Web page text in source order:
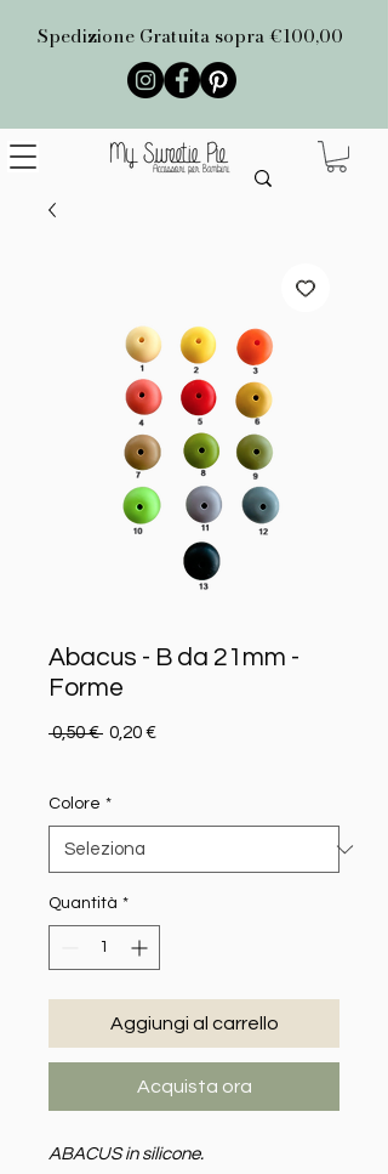
Spedizione Gratuita sopra €100,00
Abacus - B da 21mm -
Forme
0,50 € Prezzo regolare
0,20 €Prezzo scontato
Colore *
Quantità *
Aggiungi al carrello
Acquista ora
ABACUS in silicone.